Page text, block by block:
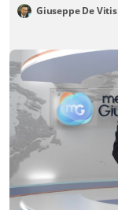
Giuseppe De Vitis